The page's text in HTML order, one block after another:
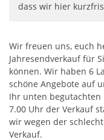
dass wir hier
Wir freuen uns, euch
Jahresendverkauf für
können. Wir haben 6
schöne Angebote auf
Ihr unten begutachten
7.00 Uhr der Verkauf
wir wegen der
Verkauf.